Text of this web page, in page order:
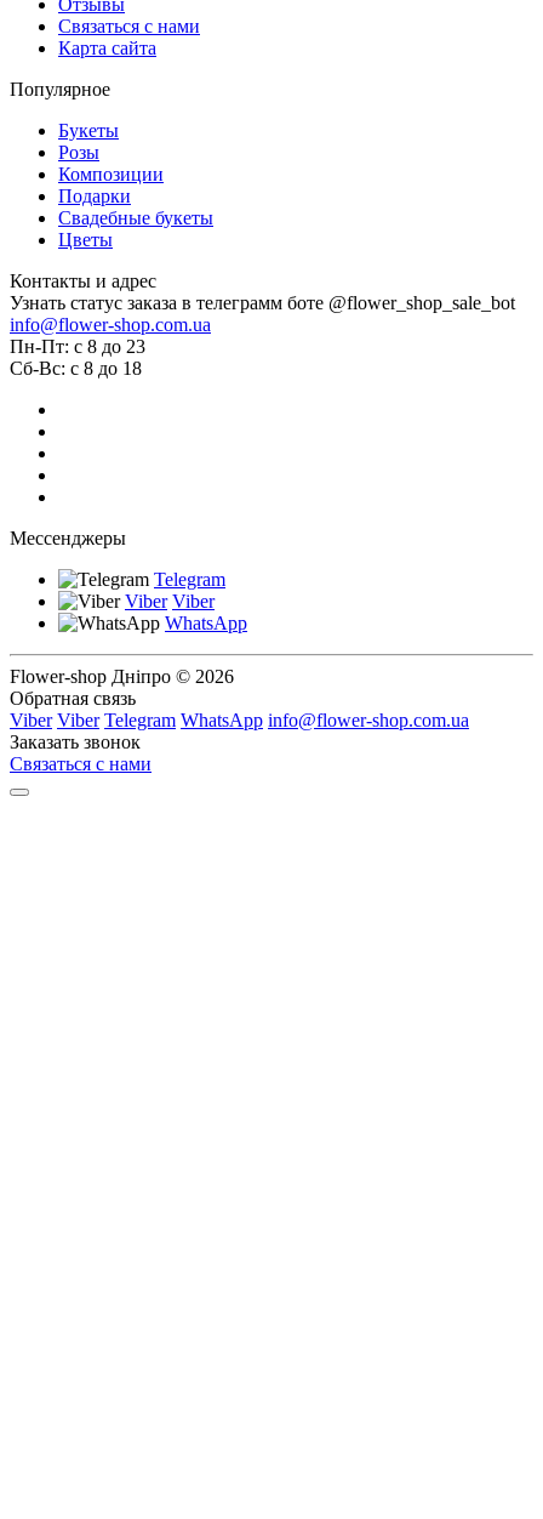
Связаться с нами
Карта сайта
Популярное
Букеты
Розы
Композиции
Подарки
Свадебные букеты
Цветы
Контакты и адрес
Узнать статус заказа в телеграмм боте @flower_shop_sale_bot
info@flower-shop.com.ua
Пн-Пт: с 8 до 23
Сб-Вс: с 8 до 18
Мессенджеры
Telegram
Viber Viber
WhatsApp
Flower-shop Дніпро © 2026
Обратная связь
Viber Viber Telegram WhatsApp info@flower-shop.com.ua
Заказать звонок
Связаться с нами